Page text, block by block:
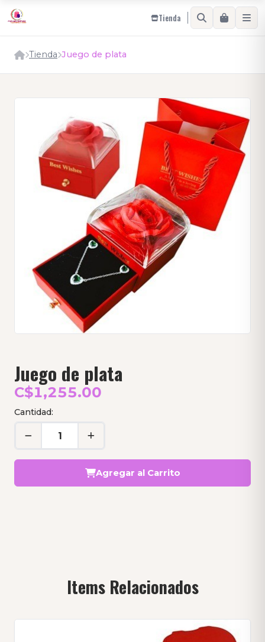
Tienda
Tienda Juego de plata
Juego de plata
C$1,255.00
Cantidad:
Agregar al Carrito
Items Relacionados